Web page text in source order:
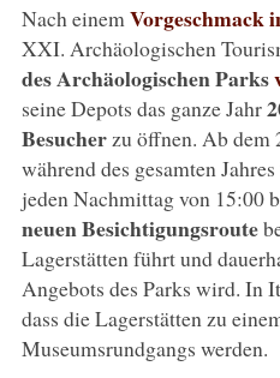
Nach einem Vorgeschmack
XXI. Archäologischen
des Archäologischen Parks
seine Depots das ganze Jahr
Besucherzu öffnen. Ab dem
während des gesamten
jeden Nachmittag von 15:00
neuen Besichtigungsroute
Lagerstätten führt und
Angebots des Parks wird. In
dass die Lagerstätten zu
Museumsrundgangs werden.